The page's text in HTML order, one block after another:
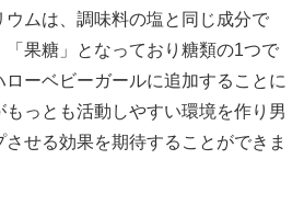
ウムは、調味料の塩と同じ成分で
果糖」となっており糖類の1つで
ーベビーガールに追加することに
もっとも活動しやすい環境を作り男
せる効果を期待することができま